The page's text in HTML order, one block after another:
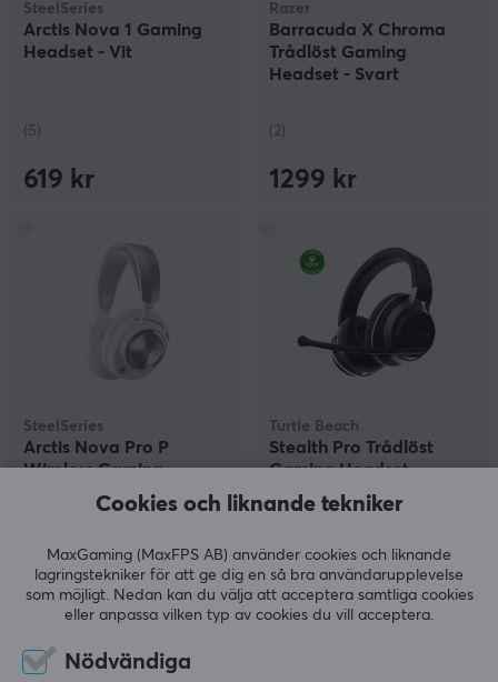
SteelSeries
Arctis Nova 1 Gaming
Headset - Vit
(5)
619 kr
Razer
Barracuda X Chroma
Trådlöst Gaming
Headset - Svart
(2)
1299 kr
SteelSeries
Arctis Nova Pro P
Wireless Gaming
Headset - Vit (PS4/PS5)
3790 kr
Turtle Beach
Stealth Pro Trådlöst
Gaming Headset
(XB/PC/Mac/Switch)
(1)
3890 kr
Cookies och liknande tekniker
MaxGaming (MaxFPS AB) använder cookies och liknande
lagringstekniker för att ge dig en så bra användarupplevelse
som möjligt. Nedan kan du välja att acceptera samtliga cookies
eller anpassa vilken typ av cookies du vill acceptera.
Nödvändiga